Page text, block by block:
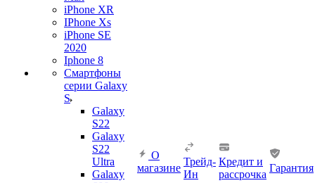
iPhone XR
IPhone Xs
iPhone SE
2020
Iphone 8
Смартфоны
серии Galaxy
S
Galaxy
S22
Galaxy
S22
Ultra
Galaxy
О
магазине
Трейд-
Ин
Кредит и
рассрочка
Гарантия